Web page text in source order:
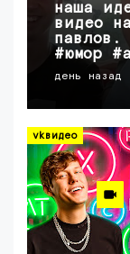
наша
видео
павлов.
#юмор
день назад
vkвидео